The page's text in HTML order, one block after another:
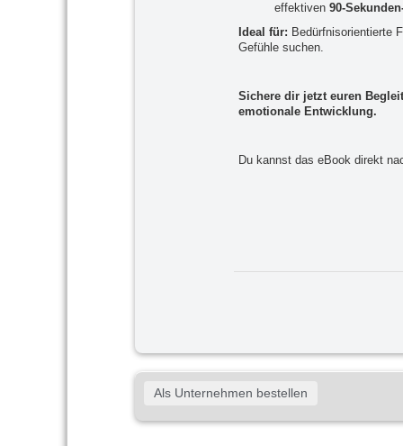
effektiven 90-
Ideal für: Bedürfnisorientierte
Gefühle suchen.
Sichere dir jetzt euren
emotionale Entwicklung.
Du kannst das eBook direkt
Als Unternehmen bestellen